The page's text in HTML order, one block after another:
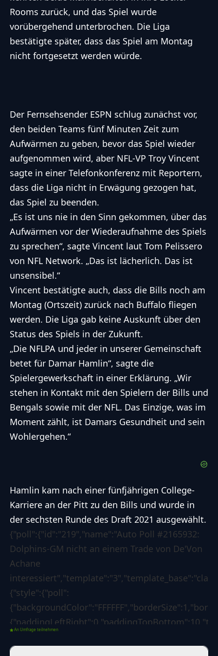
Rooms zurück, und das Spiel wurde
vorübergehend unterbrochen. Die Liga
bestätigte später, dass das Spiel am Montag
nicht fortgesetzt werden würde.
Der Fernsehsender ESPN schlug zunächst vor,
den beiden Teams fünf Minuten Zeit zum
Aufwärmen zu geben, bevor das Spiel wieder
aufgenommen wird, aber NFL-VP Troy Vincent
sagte in einer Telefonkonferenz mit Reportern,
dass die Liga nicht in Erwägung gezogen hat,
das Spiel zu beenden.
„Es ist uns nie in den Sinn gekommen, über das
Aufwärmen vor der Wiederaufnahme des Spiels
zu sprechen“, sagte Vincent laut Tom Pelissero
von NFL Network. „Das ist lächerlich. Das ist
unsensibel.“
Vincent bestätigte auch, dass die Bills noch am
Montag (Ortszeit) zurück nach Buffalo fliegen
werden. Die Liga gab keine Auskunft über den
Status des Spiels in der Zukunft.
„Die NFLPA und jeder in unserer Gemeinschaft
betet für Damar Hamlin“, sagte die
Spielergewerkschaft in einer Erklärung. „Wir
stehen in Kontakt mit den Spielern der Bills und
Bengals sowie mit der NFL. Das Einzige, was im
Moment zählt, ist Damars Gesundheit und sein
Wohlergehen.“
Hamlin kam nach einer fünfjährigen College-
Karriere an der Pitt zu den Bills und wurde in
der sechsten Runde des Draft 2021 ausgewählt.
{"poll":{"id":"219","name":"Auto Poll #2165932:
Dolphins-GM nicht an einem Trade von De'Von
Achane
{"style":{"poll":
An Umfrage teilnehmen